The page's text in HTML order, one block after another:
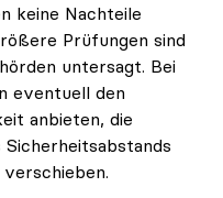
keine Nachteile
Prüfungen sind
untersagt. Bei
eventuell den
anbieten, die